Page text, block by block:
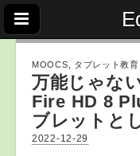
MOOCS タブレット教育
万能じゃな
Fire HD 8
ブレット と
2022-12-29